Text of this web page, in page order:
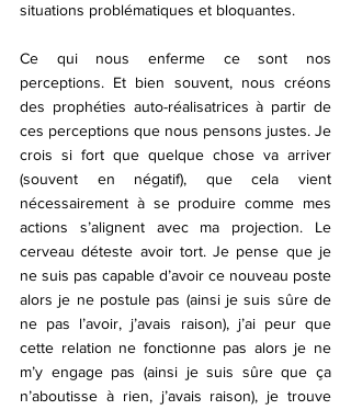
situations problématiques et bloquantes.
Ce qui nous enferme ce sont nos
perceptions. Et bien souvent, nous créons
des prophéties auto-réalisatrices à partir de
ces perceptions que nous pensons justes. Je
crois si fort que quelque chose va arriver
(souvent en négatif), que cela vient
nécessairement à se produire comme mes
actions s’alignent avec ma projection. Le
cerveau déteste avoir tort. Je pense que je
ne suis pas capable d’avoir ce nouveau poste
alors je ne postule pas (ainsi je suis sûre de
ne pas l’avoir, j’avais raison), j’ai peur que
cette relation ne fonctionne pas alors je ne
m’y engage pas (ainsi je suis sûre que ça
n’aboutisse à rien, j’avais raison), je trouve